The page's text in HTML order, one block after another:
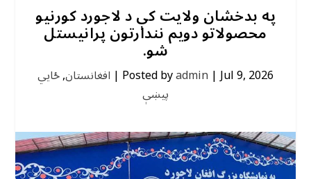
په بدخشان ولایت کې د لاجورد کورنیو
محصولاتو دویم نندارتون پرانیستل
شو.
Posted byadmin |Jul 9, 2026
| افغانستان,ځايي
پیښې